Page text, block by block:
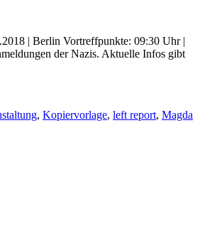
| Berlin Vortreffpunkte: 09:30 Uhr |
der Nazis. Aktuelle Infos gibt
, Kopiervorlage, left report, Magda